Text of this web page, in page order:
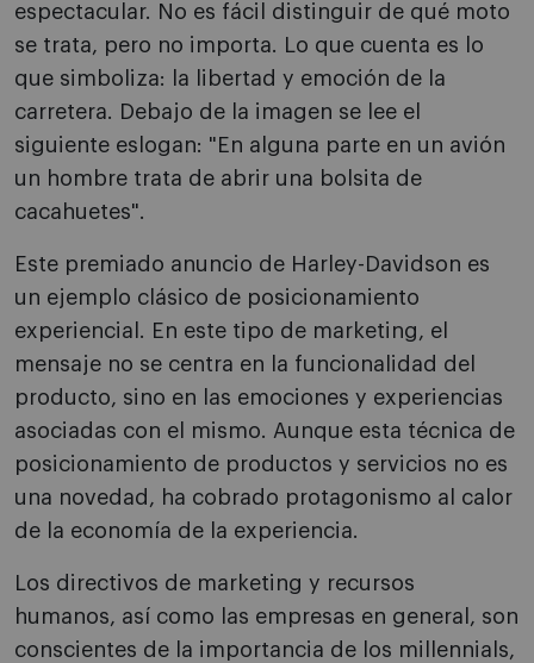
espectacular. No es fácil distinguir de qué moto
se trata, pero no importa. Lo que cuenta es lo
que simboliza: la libertad y emoción de la
carretera. Debajo de la imagen se lee el
siguiente eslogan: "En alguna parte en un avión
un hombre trata de abrir una bolsita de
cacahuetes".
Este premiado anuncio de Harley-Davidson es
un ejemplo clásico de posicionamiento
experiencial. En este tipo de marketing, el
mensaje no se centra en la funcionalidad del
producto, sino en las emociones y experiencias
asociadas con el mismo. Aunque esta técnica de
posicionamiento de productos y servicios no es
una novedad, ha cobrado protagonismo al calor
de la economía de la experiencia.
Los directivos de marketing y recursos
humanos, así como las empresas en general, son
conscientes de la importancia de los millennials,